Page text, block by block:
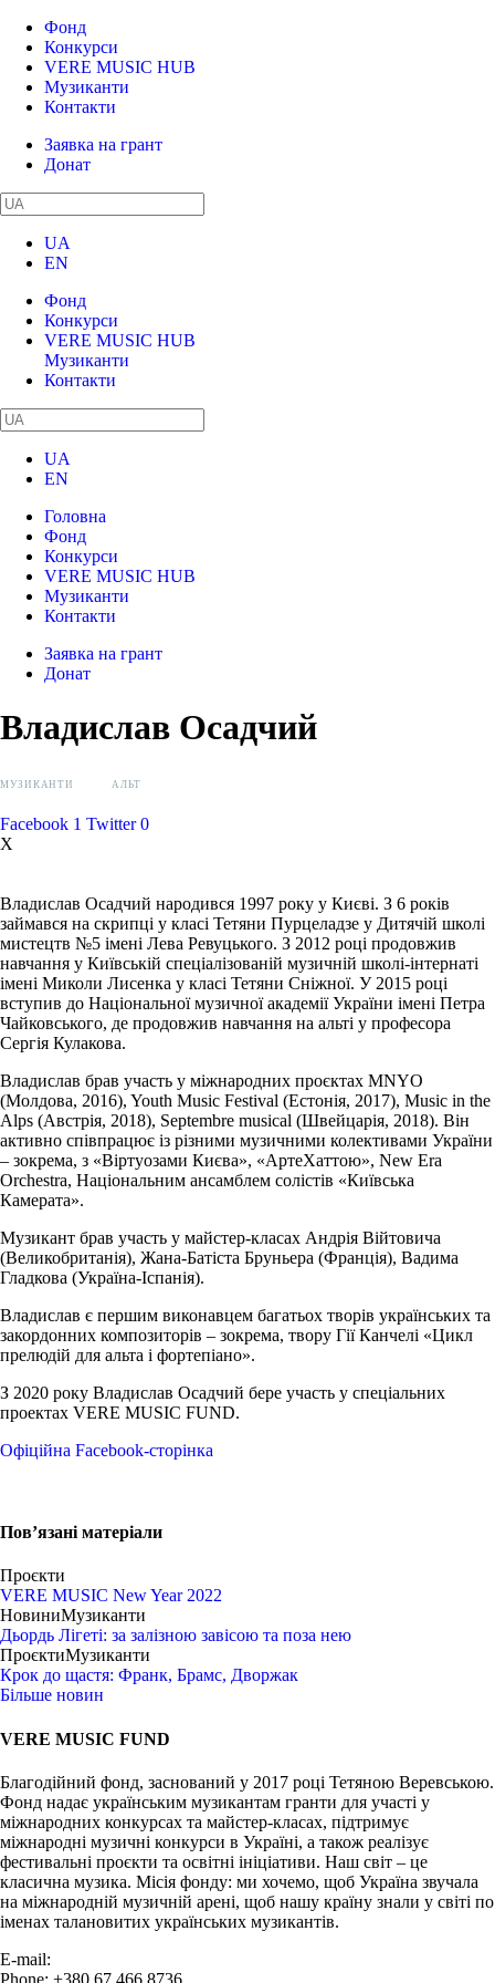
Фонд
Конкурси
VERE MUSIC HUB
Музиканти
Контакти
Заявка на грант
Донат
UA
EN
Фонд
Конкурси
VERE MUSIC HUB
Музиканти
Контакти
UA
EN
Головна
Фонд
Конкурси
VERE MUSIC HUB
Музиканти
Контакти
Заявка на грант
Донат
Владислав Осадчий
МУЗИКАНТИ АЛЬТ
Facebook 1 Twitter 0
X
Владислав Осадчий народився 1997 року у Києві. З 6 років
займався на скрипці у класі Тетяни Пурцеладзе у Дитячій школі
мистецтв №5 імені Лева Ревуцького. З 2012 році продовжив
навчання у Київській спеціалізованій музичній школі-інтернаті
імені Миколи Лисенка у класі Тетяни Сніжної. У 2015 році
вступив до Національної музичної академії України імені Петра
Чайковського, де продовжив навчання на альті у професора
Сергія Кулакова.
Владислав брав участь у міжнародних проєктах MNYO
(Молдова, 2016), Youth Music Festival (Естонія, 2017), Music in the
Alps (Австрія, 2018), Septembre musical (Швейцарія, 2018). Він
активно співпрацює із різними музичними колективами України
– зокрема, з «Віртуозами Києва», «АртеХаттою», New Era
Orchestra, Національним ансамблем солістів «Київська
Камерата».
Музикант брав участь у майстер-класах Андрія Війтовича
(Великобританія), Жана-Батіста Бруньера (Франція), Вадима
Гладкова (Україна-Іспанія).
Владислав є першим виконавцем багатьох творів українських та
закордонних композиторів – зокрема, твору Гії Канчелі «Цикл
прелюдій для альта і фортепіано».
З 2020 року Владислав Осадчий бере участь у спеціальних
проектах VERE MUSIC FUND.
Офіційна Facebook-сторінка
Пов’язані матеріали
Проєкти
VERE MUSIC New Year 2022
НовиниМузиканти
Дьордь Лігеті: за залізною завісою та поза нею
ПроєктиМузиканти
Крок до щастя: Франк, Брамс, Дворжак
Більше новин
VERE MUSIC FUND
Благодійний фонд, заснований у 2017 році Тетяною Веревською.
Фонд надає українським музикантам гранти для участі у
міжнародних конкурсах та майстер-класах, підтримує
міжнародні музичні конкурси в Україні, а також реалізує
фестивальні проєкти та освітні ініціативи. Наш світ – це
класична музика. Місія фонду: ми хочемо, щоб Україна звучала
на міжнародній музичній арені, щоб нашу країну знали у світі по
іменах талановитих українських музикантів.
E-mail:
Phone: +380 67 466 8736